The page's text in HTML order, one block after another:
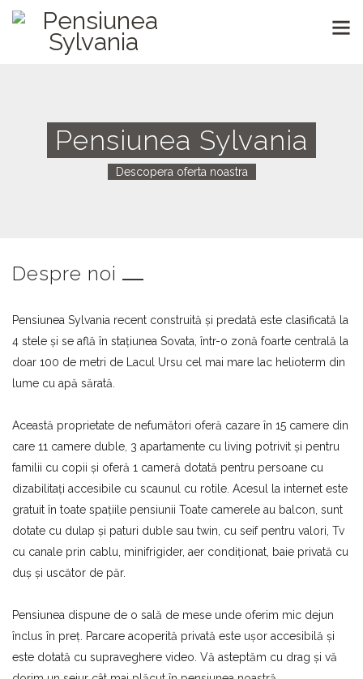
Pensiunea Sylvania
Descopera oferta noastra
Despre noi
Pensiunea Sylvania recent construită și predată este clasificată la
4 stele și se află în stațiunea Sovata, într-o zonă foarte centrală la
doar 100 de metri de Lacul Ursu cel mai mare lac helioterm din
lume cu apă sărată.
Această proprietate de nefumători oferă cazare în 15 camere din
care 11 camere duble, 3 apartamente cu living potrivit și pentru
familii cu copii și oferă 1 cameră dotată pentru persoane cu
dizabilitați accesibile cu scaunul cu rotile. Acesul la internet este
gratuit în toate spațiile pensiunii Toate camerele au balcon, sunt
dotate cu dulap și paturi duble sau twin, cu seif pentru valori, Tv
cu canale prin cablu, minifrigider, aer condiționat, baie privată cu
duș și uscător de păr.
Pensiunea dispune de o sală de mese unde oferim mic dejun
înclus în preț. Parcare acoperită privată este ușor accesibilă și
este dotată cu supraveghere video. Vă asteptăm cu drag și vă